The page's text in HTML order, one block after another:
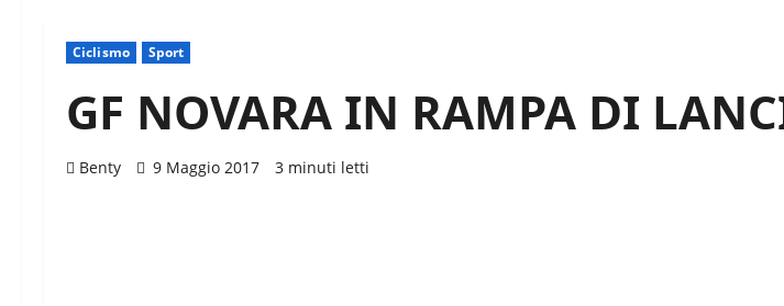
Ciclismo Sport
GF NOVARA IN RAMPA DI
Benty 9 Maggio 2017 3 minuti letti